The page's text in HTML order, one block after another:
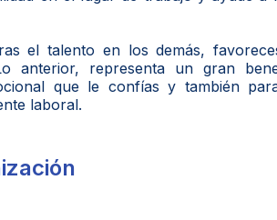
el talento en los demás,
anterior, representa un gran
que le confías y también
laboral.